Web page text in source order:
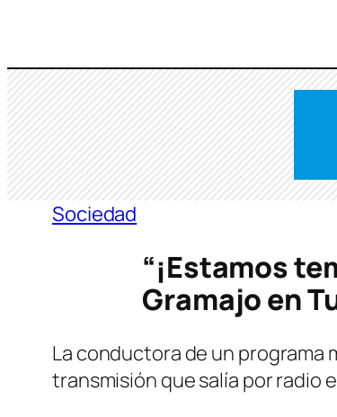
contenido
Sociedad
“¡Estamos
Gramajo en
La conductora de un programa
transmisión que salía por radio